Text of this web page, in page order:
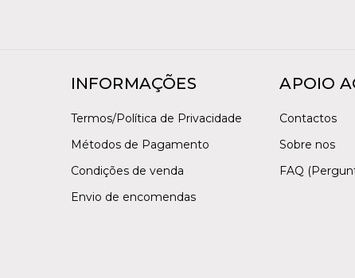
INFORMAÇÕES
Termos/Política de Privacidade
Métodos de Pagamento
Condições de venda
Envio de encomendas
APOIO
Contactos
Sobre nos
FAQ